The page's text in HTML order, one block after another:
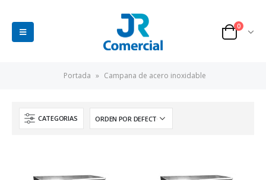
0
Portada » Campana de acero inoxidable
CATEGORIAS